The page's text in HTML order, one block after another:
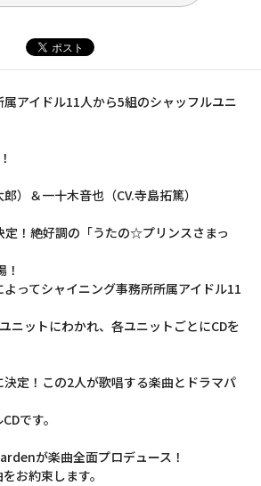
アイドル11人から5組のシャッフルユニ
）＆一十木音也（CV.寺島拓篤）
！絶好調の「うたの☆プリンスさまっ
ってシャイニング事務所所属アイドル11
ニットにわかれ、各ユニットごとにCDを
定！この2人が歌唱する楽曲とドラマパ
です。
が楽曲全面プロデュース！
お約束します。